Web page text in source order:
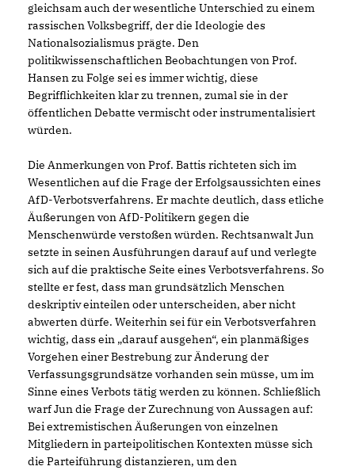
gleichsam auch der wesentliche Unterschied zu einem
rassischen Volksbegriff, der die Ideologie des
Nationalsozialismus prägte. Den
politikwissenschaftlichen Beobachtungen von Prof.
Hansen zu Folge sei es immer wichtig, diese
Begrifflichkeiten klar zu trennen, zumal sie in der
öffentlichen Debatte vermischt oder instrumentalisiert
würden.
Die Anmerkungen von Prof. Battis richteten sich im
Wesentlichen auf die Frage der Erfolgsaussichten eines
AfD-Verbotsverfahrens. Er machte deutlich, dass etliche
Äußerungen von AfD-Politikern gegen die
Menschenwürde verstoßen würden. Rechtsanwalt Jun
setzte in seinen Ausführungen darauf auf und verlegte
sich auf die praktische Seite eines Verbotsverfahrens. So
stellte er fest, dass man grundsätzlich Menschen
deskriptiv einteilen oder unterscheiden, aber nicht
abwerten dürfe. Weiterhin sei für ein Verbotsverfahren
wichtig, dass ein „darauf ausgehen“, ein planmäßiges
Vorgehen einer Bestrebung zur Änderung der
Verfassungsgrundsätze vorhanden sein müsse, um im
Sinne eines Verbots tätig werden zu können. Schließlich
warf Jun die Frage der Zurechnung von Aussagen auf:
Bei extremistischen Äußerungen von einzelnen
Mitgliedern in parteipolitischen Kontexten müsse sich
die Parteiführung distanzieren, um den